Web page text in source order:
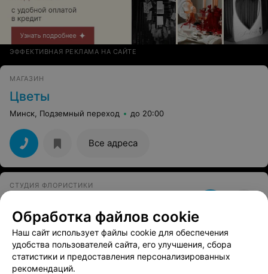
ЭФФЕКТИВНАЯ РЕКЛАМА НА САЙТЕ
МАГАЗИН
Цветы
Минск, Подземный переход до 20:00
Все адреса
СТУДИЯ ФЛОРИСТИКИ
Минск до 20:00
Обработка файлов cookie
Наш сайт использует файлы cookie для обеспечения
удобства пользователей сайта, его улучшения, сбора
статистики и предоставления персонализированных
рекомендаций.